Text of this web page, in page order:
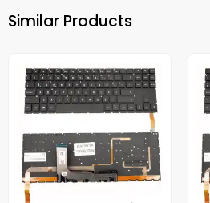
Similar Products